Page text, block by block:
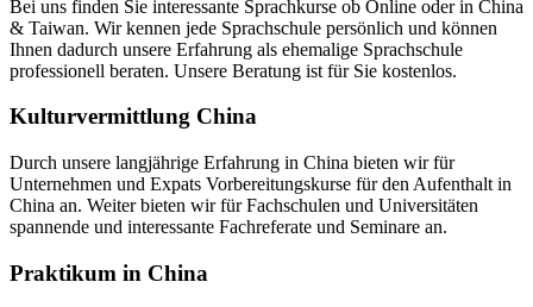
Bei uns finden Sie interessante Sprachkurse ob Online oder in China
& Taiwan. Wir kennen jede Sprachschule persönlich und können
Ihnen dadurch unsere Erfahrung als ehemalige Sprachschule
professionell beraten. Unsere Beratung ist für Sie kostenlos.
Kulturvermittlung China
Durch unsere langjährige Erfahrung in China bieten wir für
Unternehmen und Expats Vorbereitungskurse für den Aufenthalt in
China an. Weiter bieten wir für Fachschulen und Universitäten
spannende und interessante Fachreferate und Seminare an.
Praktikum in China